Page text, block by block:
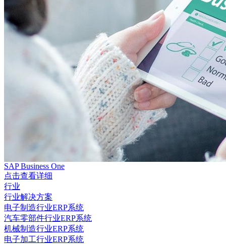
SAP Business One
点击查看详细
行业
行业解决方案
电子制造行业ERP系统
汽车零部件行业ERP系统
机械制造行业ERP系统
电子加工行业ERP系统